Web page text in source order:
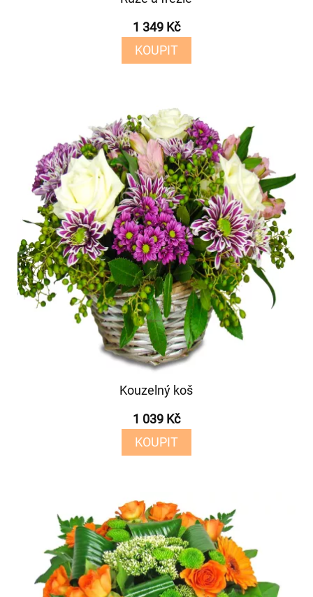
1 349 Kč
KOUPIT
Kouzelný koš
1 039 Kč
KOUPIT